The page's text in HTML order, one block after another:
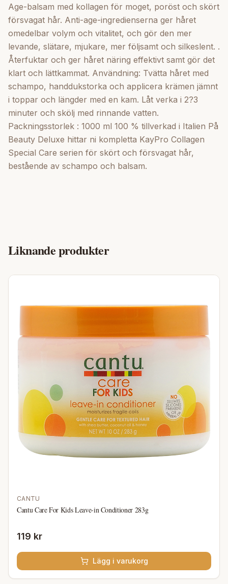
Age-balsam med kollagen för moget, poröst och skört
försvagat hår. Anti-age-ingredienserna ger håret
omedelbar volym och vitalitet, och gör den mer
levande, slätare, mjukare, mer följsamt och silkeslent. .
Återfuktar och ger håret näring effektivt samt gör det
klart och lättkammat. Användning: Tvätta håret med
schampo, handdukstorka och applicera krämen jämnt
i toppar och längder med en kam. Låt verka i 2?3
minuter och skölj med rinnande vatten.
Packningsstorlek : 1000 ml 100 % tillverkad i Italien På
Beauty Deluxe hittar ni kompletta KayPro Collagen
Special Care serien för skört och försvagat hår,
bestående av schampo och balsam.
Liknande produkter
CANTU
Cantu Care For Kids Leave-in Conditioner 283g
119 kr
Lägg i varukorg